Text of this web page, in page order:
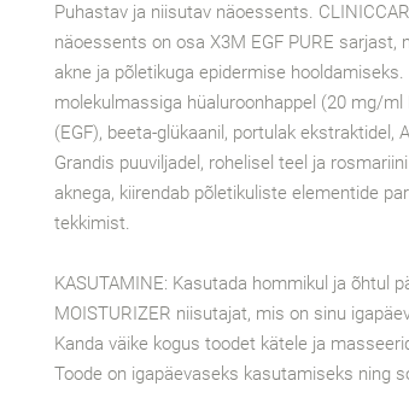
Puhastav ja niisutav näoessents.
näoessents on osa X3M EGF PURE sarjast,
akne ja põletikuga epidermise
molekulmassiga hüaluroonhappel (20 mg/ml
(EGF), beeta-glükaanil, portulak ekstraktidel,
Grandis puuviljadel, rohelisel teel ja
aknega, kiirendab põletikuliste elementide
tekkimist.
KASUTAMINE: Kasutada hommikul ja õhtul
MOISTURIZER niisutajat, mis on sinu
Kanda väike kogus toodet kätele ja
Toode on igapäevaseks kasutamiseks ning